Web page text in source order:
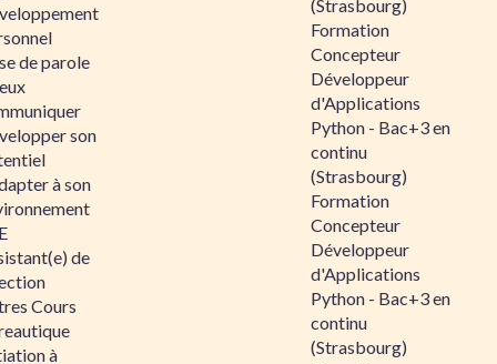
de parole
son
à son
de
Cours
à
(Strasbourg)
Formation
Concepteur
Développeur
d'Applications
Python - Bac+3 en
continu
(Strasbourg)
Formation
Concepteur
Développeur
d'Applications
Python - Bac+3 en
continu
(Strasbourg)